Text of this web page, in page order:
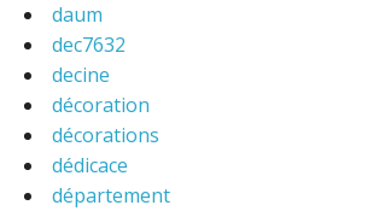
daum
dec7632
decine
décoration
décorations
dédicace
département